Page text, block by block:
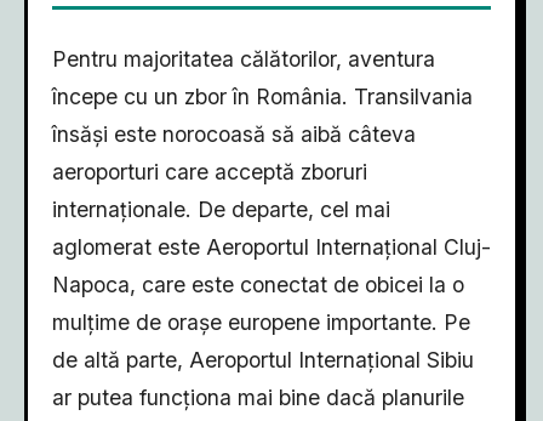
Pentru majoritatea călătorilor, aventura
începe cu un zbor în România. Transilvania
însăși este norocoasă să aibă câteva
aeroporturi care acceptă zboruri
internaționale. De departe, cel mai
aglomerat este Aeroportul Internațional Cluj-
Napoca, care este conectat de obicei la o
mulțime de orașe europene importante. Pe
de altă parte, Aeroportul Internațional Sibiu
ar putea funcționa mai bine dacă planurile